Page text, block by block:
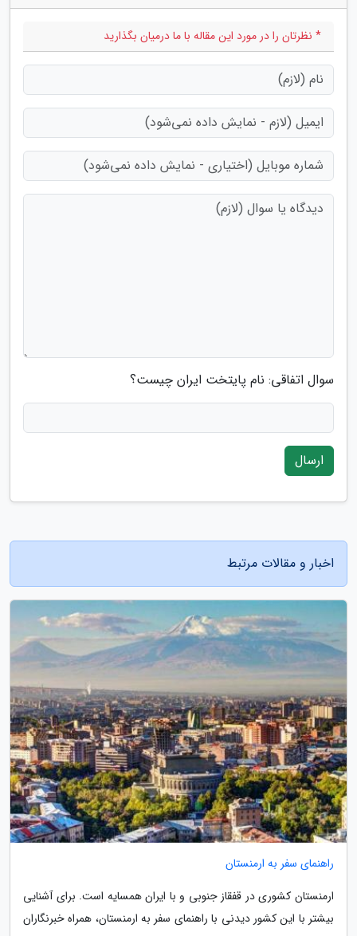
* نظرتان را در مورد این مقاله با ما درمیان بگذارید
سوال اتفاقی: نام پایتخت ایران چیست؟
ارسال
اخبار و مقالات مرتبط
راهنمای سفر به ارمنستان
ارمنستان کشوری در قفقاز جنوبی و با ایران همسایه است. برای آشنایی
بیشتر با این کشور دیدنی با راهنمای سفر به ارمنستان، همراه خبرنگاران